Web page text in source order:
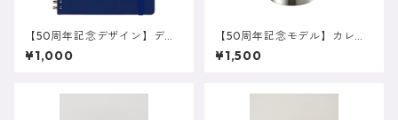
【50周年記念デザイン】デイ
リーユースノート
¥1,000
【50周年記念モデル】カレッ
ジロゴタンブラー
¥1,500